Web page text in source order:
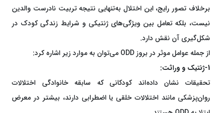
برخلاف تصور رایج، این اختلال به‌تنهایی نتیجه تربیت نادرست والدین
نیست، بلکه تعامل بین ویژگی‌های ژنتیکی و شرایط زندگی کودک در
شکل‌گیری آن نقش دارد.
از جمله عوامل موثر در بروز ODD می‌توان به موارد زیر اشاره کرد:
1-ژنتیک و وراثت:
تحقیقات نشان داده‌اند کودکانی که سابقه خانوادگی اختلالات
روان‌پزشکی مانند اختلالات خلقی یا اضطرابی دارند، بیشتر در معرض